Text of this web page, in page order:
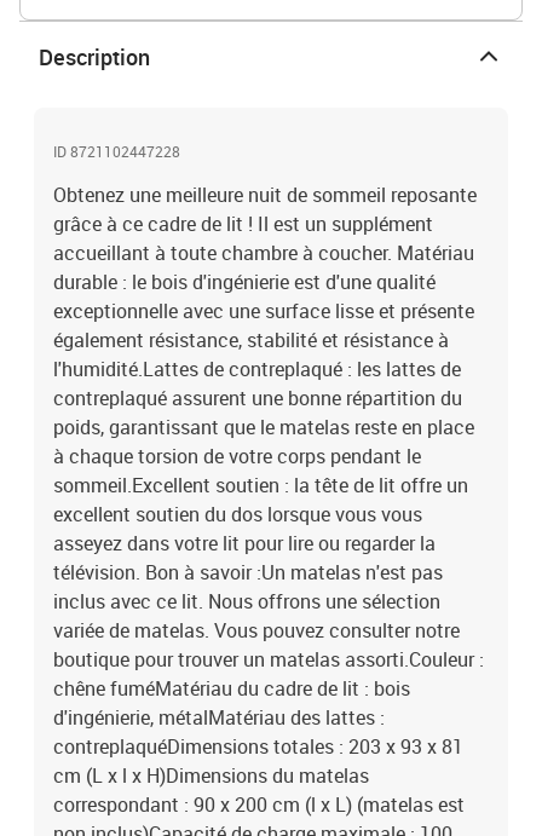
Description
ID 8721102447228
Obtenez une meilleure nuit de sommeil reposante
grâce à ce cadre de lit ! Il est un supplément
accueillant à toute chambre à coucher. Matériau
durable : le bois d'ingénierie est d'une qualité
exceptionnelle avec une surface lisse et présente
également résistance, stabilité et résistance à
l'humidité.Lattes de contreplaqué : les lattes de
contreplaqué assurent une bonne répartition du
poids, garantissant que le matelas reste en place
à chaque torsion de votre corps pendant le
sommeil.Excellent soutien : la tête de lit offre un
excellent soutien du dos lorsque vous vous
asseyez dans votre lit pour lire ou regarder la
télévision. Bon à savoir :Un matelas n'est pas
inclus avec ce lit. Nous offrons une sélection
variée de matelas. Vous pouvez consulter notre
boutique pour trouver un matelas assorti.Couleur :
chêne fuméMatériau du cadre de lit : bois
d'ingénierie, métalMatériau des lattes :
contreplaquéDimensions totales : 203 x 93 x 81
cm (L x l x H)Dimensions du matelas
correspondant : 90 x 200 cm (l x L) (matelas est